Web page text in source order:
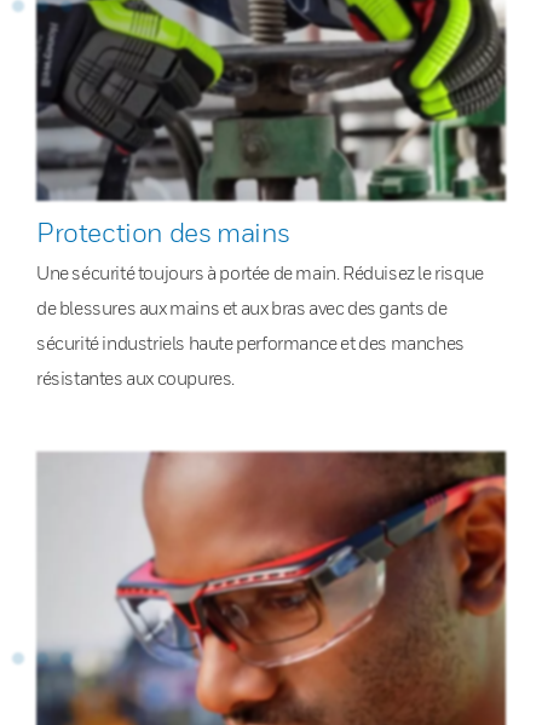
Protection des mains
Une sécurité toujours à portée de main. Réduisez le risque
de blessures aux mains et aux bras avec des gants de
sécurité industriels haute performance et des manches
résistantes aux coupures.